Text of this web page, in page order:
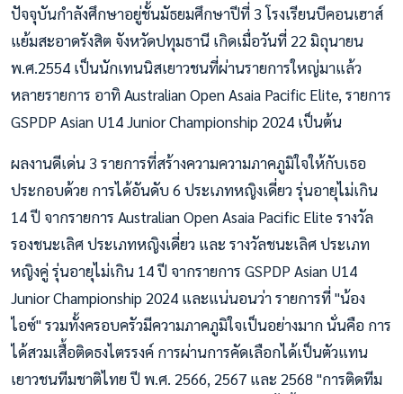
ปัจจุบันกำลังศึกษาอยู่ชั้นมัธยมศึกษาปีที่ 3 โรงเรียนบีคอนเฮาส์
แย้มสะอาดรังสิต จังหวัดปทุมธานี เกิดเมื่อวันที่ 22 มิถุนายน
พ.ศ.2554 เป็นนักเทนนิสเยาวชนที่ผ่านรายการใหญ่มาแล้ว
หลายรายการ อาทิ Australian Open Asaia Pacific Elite, รายการ
GSPDP Asian U14 Junior Championship 2024 เป็นต้น
ผลงานดีเด่น 3 รายการที่สร้างความความภาคภูมิใจให้กับเธอ
ประกอบด้วย การได้อันดับ 6 ประเภทหญิงเดี่ยว รุ่นอายุไม่เกิน
14 ปี จาก​รายการ Australian Open Asaia Pacific Elite รางวัล
รองชนะเลิศ ประเภทหญิงเดี่ยว และ รางวัลชนะเลิศ ประเภท
หญิงคู่ รุ่นอายุไม่เกิน 14 ปี จาก​รายการ GSPDP Asian U14
Junior Championship 2024 และแน่นอนว่า รายการที่ "น้อง
ไอซ์" รวมทั้งครอบครัวมีความภาคภูมิใจเป็นอย่างมาก นั่นคือ การ
ได้สวมเสื้อติดธงไตรรงค์ การผ่านการคัดเลือกได้เป็นตัวแทน
เยาวชนทีมชาติไทย ปี พ.ศ. 2566, 2567 และ 2568 "การติดทีม